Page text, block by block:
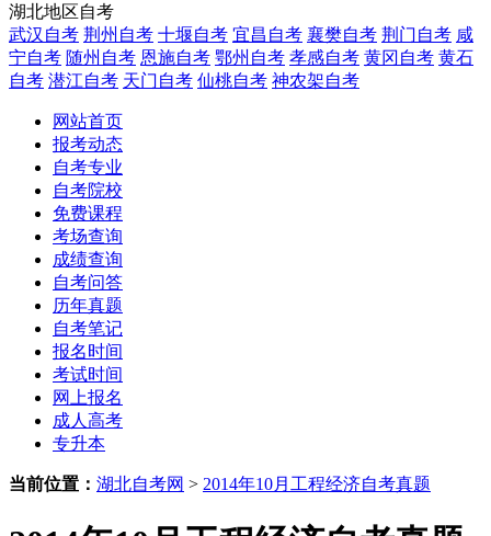
湖北地区自考
武汉自考 荆州自考 十堰自考 宜昌自考 襄樊自考 荆门自考 咸
宁自考 随州自考 恩施自考 鄂州自考 孝感自考 黄冈自考 黄石
自考 潜江自考 天门自考 仙桃自考 神农架自考
网站首页
报考动态
自考专业
自考院校
免费课程
考场查询
成绩查询
自考问答
历年真题
自考笔记
报名时间
考试时间
网上报名
成人高考
专升本
当前位置： 湖北自考网 > 2014年10月工程经济自考真题